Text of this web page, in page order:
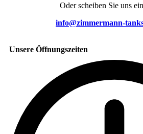
Oder scheiben Sie uns
info@zimmermann-
Unsere Öffnungszeiten